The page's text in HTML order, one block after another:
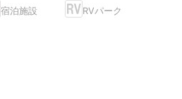
宿泊施設 RVパーク